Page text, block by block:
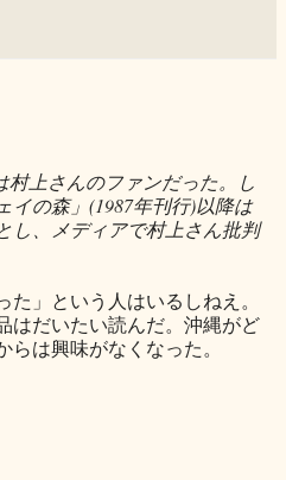
村上さんのファンだった。し
イの森」(1987年刊行)以降は
し、メディアで村上さん批判
」という人はいるしねえ。
はだいたい読んだ。沖縄がど
は興味がなくなった。